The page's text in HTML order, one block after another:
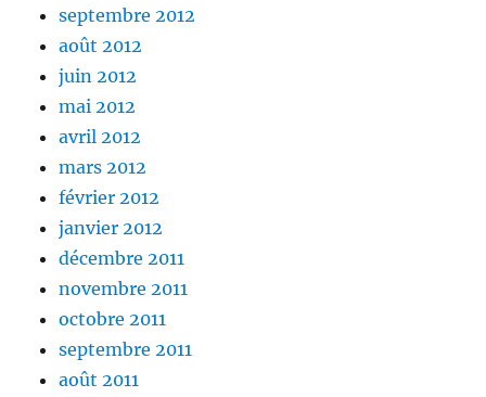
septembre 2012
août 2012
juin 2012
mai 2012
avril 2012
mars 2012
février 2012
janvier 2012
décembre 2011
novembre 2011
octobre 2011
septembre 2011
août 2011